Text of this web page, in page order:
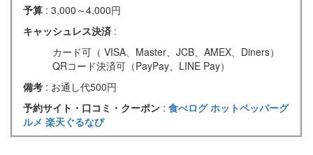
予算 : 3,000～4,000円
キャッシュレス決済 :
カード可（ VISA、Master、JCB、AMEX、Diners）
QRコード決済可（PayPay、LINE Pay）
備考 : お通し代500円
予約サイト・口コミ・クーポン : 食べログホットペッパーグ
ルメ 楽天ぐるなび